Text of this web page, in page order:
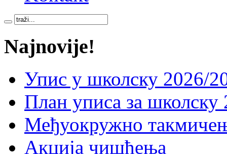
Najnovije!
Упис у школску 2026/
План уписа за школску
Међуокружно
Акција чишћења